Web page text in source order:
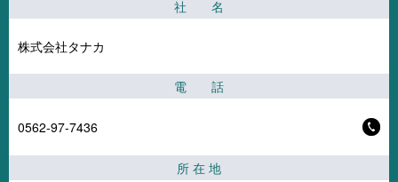
社 名
株式会社タナカ
電 話
0562-97-7436
所 在 地